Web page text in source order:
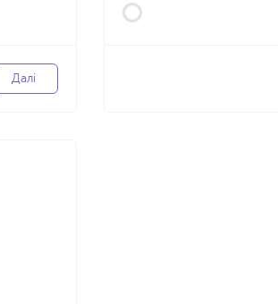
Далі